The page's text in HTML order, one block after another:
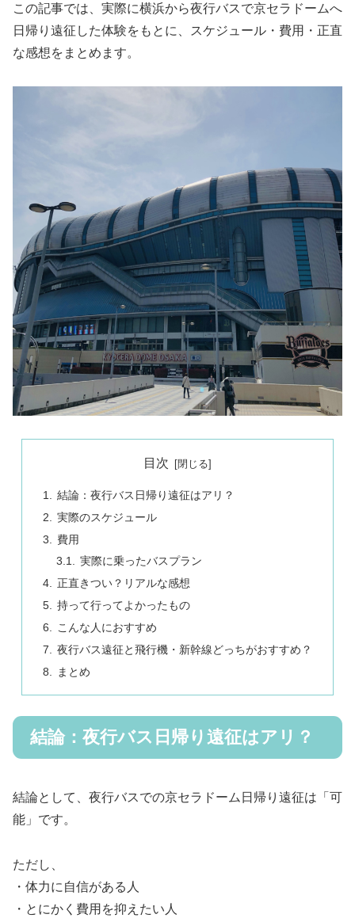
この記事では、実際に横浜から夜行バスで京セラドームへ
日帰り遠征した体験をもとに、スケジュール・費用・正直
な感想をまとめます。
目次
結論：夜行バス日帰り遠征はアリ？
実際のスケジュール
費用
実際に乗ったバスプラン
正直きつい？リアルな感想
持って行ってよかったもの
こんな人におすすめ
夜行バス遠征と飛行機・新幹線どっちがおすすめ？
まとめ
結論：夜行バス日帰り遠征はアリ？
結論として、夜行バスでの京セラドーム日帰り遠征は「可
能」です。
ただし、
・体力に自信がある人
・とにかく費用を抑えたい人